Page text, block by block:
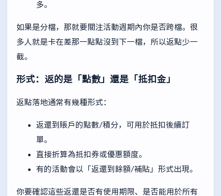
多。
如果是分檔，那就要關注活動週期內你是否跨檔。很
多人就是卡在差那一點點沒到下一檔，所以返點少一
截。
形式：返的是「點數」還是「抵扣金」
返點落地通常有幾種形式：
返還到賬戶的點數/積分，可用於抵扣後續訂
單。
直接折算為抵扣券或優惠額度。
有的活動會以「返還到餘額/補貼」形式出現。
你要確認這些返還是否有使用期限、是否能用於所有